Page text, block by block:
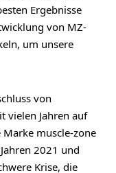
Ergebnisse
von MZ-
um unsere
von
vielen Jahren auf
muscle-zone
2021 und
Krise, die